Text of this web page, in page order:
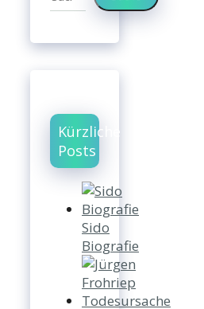
Kürzliche
Posts
Sido
Biografie